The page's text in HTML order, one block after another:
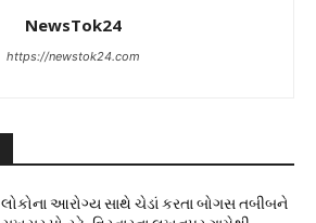
NewsTok24
https://newstok24.com
લોકોના આરોગ્ય સાથે ચેડાં કરતા બોગસ તબીબને